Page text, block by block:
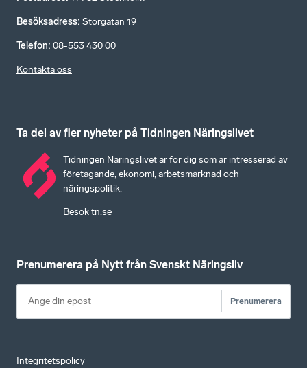
Besöksadress: Storgatan 19
Telefon: 08-553 430 00
Kontakta oss
Ta del av fler nyheter på Tidningen Näringslivet
Tidningen Näringslivet är för dig som är intresserad av
företagande, ekonomi, arbetsmarknad och
näringspolitik.
Besök tn.se
Prenumerera på Nytt från Svenskt Näringsliv
Prenumerera
Integritetspolicy